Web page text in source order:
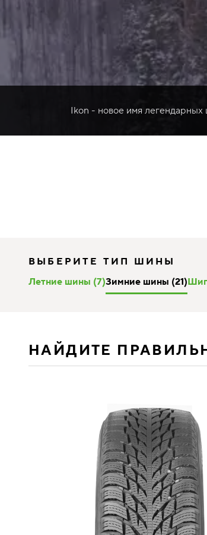
Ikon - новое имя
ВЫБЕРИТЕ ТИП ШИНЫ
Летние шины (7)Зимние шины (21)
НАЙДИТЕ